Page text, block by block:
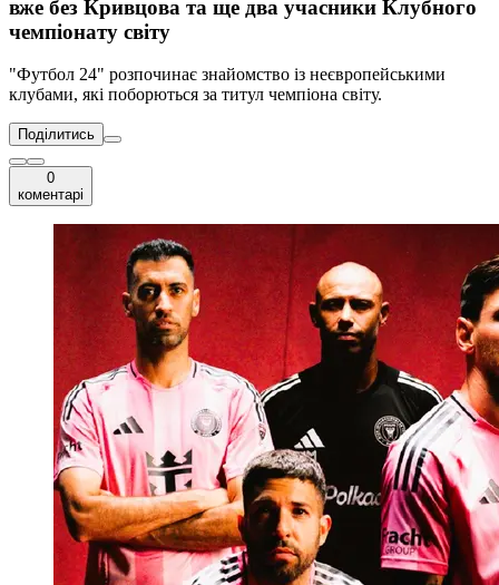
вже без Кривцова та ще два учасники Клубного
чемпіонату світу
"Футбол 24" розпочинає знайомство із неєвропейськими
клубами, які поборються за титул чемпіона світу.
Поділитись
0
коментарі